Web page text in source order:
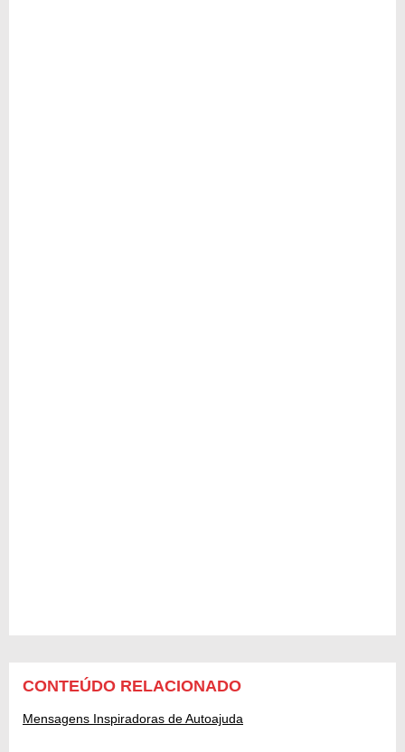
CONTEÚDO RELACIONADO
Mensagens Inspiradoras de Autoajuda